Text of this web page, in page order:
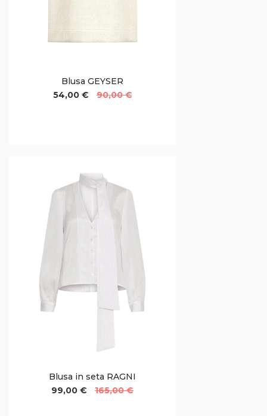
Blusa GEYSER
54,00 €
90,00 €
Blusa in seta RAGNI
99,00 €
165,00 €